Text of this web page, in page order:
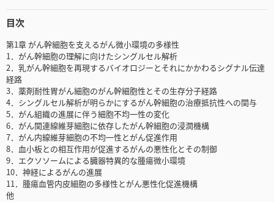
目次
第1章 がん幹細胞を支えるがん微小環境の多様性
1．がん幹細胞の理解に向けたシングルセル解析
2．乳がん幹細胞を再現するバイオロジーとそれにかかわるシグナル伝達
経路
3．薬剤耐性胃がん細胞のがん幹細胞性とその生存分子経路
4．シングルセル解析が明らかにするがん幹細胞の治療抵抗性への関与
5．がん組織の進展に伴う細胞不均一性の変化
6．がん関連線維芽細胞に依存したがん幹細胞の浸潤機構
7．がん内線維芽細胞の不均一性とがん促進作用
8．血小板との相互作用が促進するがんの悪性化とその制御
9．エクソソームによる臓器特異的な腫瘍微小環境
10．神経によるがんの進展
11．腫瘍血管内皮細胞の多様性とがん悪性化促進機構
他